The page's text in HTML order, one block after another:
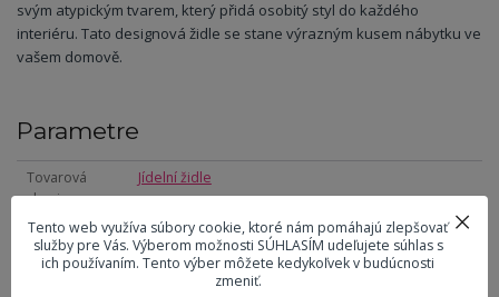
svým atypickým tvarem, který přidá osobitý styl do každého
interiéru. Tato designová židle se stane výrazným kusem nábytku ve
vašem domově.
Parametre
Tovarová
skupina
Jídelní židle
Farba primárna
Šedá
Materiál výplne
PU pena
Tento web využíva súbory cookie, ktoré nám pomáhajú zlepšovať
služby pre Vás. Výberom možnosti SÚHLASÍM udeľujete súhlas s
ich používaním. Tento výber môžete kedykoľvek v budúcnosti
zmeniť.